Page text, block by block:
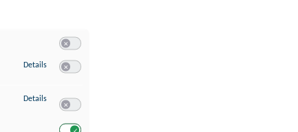
Details zu Speichern von oder Zugriff auf Informationen auf einem Endgerät
Details zu Verwendung reduzierter Daten zur Auswahl von Werbeanzeigen